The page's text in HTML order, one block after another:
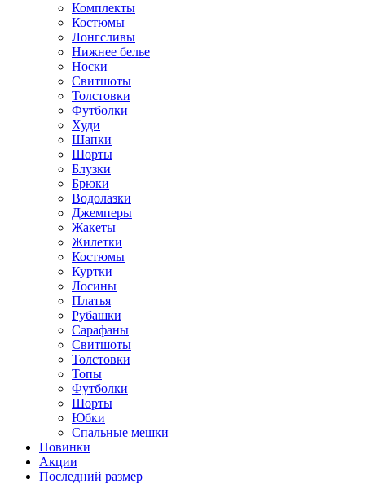
Комплекты
Костюмы
Лонгсливы
Нижнее белье
Носки
Свитшоты
Толстовки
Футболки
Худи
Шапки
Шорты
Блузки
Брюки
Водолазки
Джемперы
Жакеты
Жилетки
Костюмы
Куртки
Лосины
Платья
Рубашки
Сарафаны
Свитшоты
Толстовки
Топы
Футболки
Шорты
Юбки
Спальные мешки
Новинки
Акции
Последний размер